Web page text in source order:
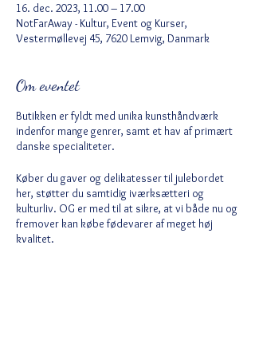
16. dec. 2023, 11.00 – 17.00
NotFarAway - Kultur, Event og Kurser,
Vestermøllevej 45, 7620 Lemvig, Danmark
Om eventet
Butikken er fyldt med unika kunsthåndværk
indenfor mange genrer, samt et hav af primært
danske specialiteter.
Køber du gaver og delikatesser til julebordet
her, støtter du samtidig iværksætteri og
kulturliv. OG er med til at sikre, at vi både nu og
fremover kan købe fødevarer af meget høj
kvalitet.